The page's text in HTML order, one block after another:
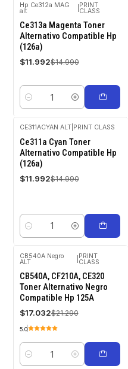
OFF
Hp Ce312a MAG
alt
PRINT
CLASS
Ce313a Magenta Toner
Alternativo Compatible Hp
(126a)
$11.992$14.990
Cantidad
-20%
OFF
CE311ACYAN ALT| PRINT CLASS
Ce311a Cyan Toner
Alternativo Compatible Hp
(126a)
$11.992$14.990
Cantidad
OFF
CB540A Negro
ALT
PRINT
CLASS
CB540A, CF210A, CE320
Toner Alternativo Negro
Compatible Hp 125A
$17.032$21.290
5.0
Cantidad